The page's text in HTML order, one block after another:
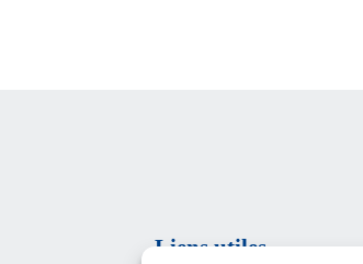
Liens utiles